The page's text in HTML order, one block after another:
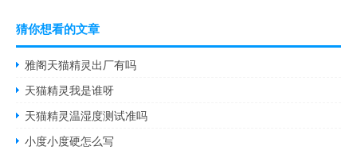
猜你想看的文章
雅阁天猫精灵出厂有吗
天猫精灵我是谁呀
天猫精灵温湿度测试准吗
小度小度硬怎么写